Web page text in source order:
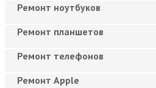
Ремонт ноутбуков
Ремонт планшетов
Ремонт телефонов
Ремонт Apple